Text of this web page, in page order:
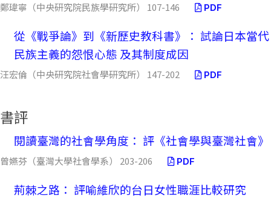
鄭瑋寧（中央研究院民族學研究所） 107-146 PDF
從《戰爭論》到《新歷史教科書》： 試論日本當代
民族主義的怨恨心態 及其制度成因
汪宏倫（中央研究院社會學研究所） 147-202 PDF
書評
閱讀臺灣的社會學角度： 評《社會學與臺灣社會》
曾嬿芬（臺灣大學社會學系） 203-206 PDF
荊棘之路： 評喻維欣的台日女性職涯比較研究